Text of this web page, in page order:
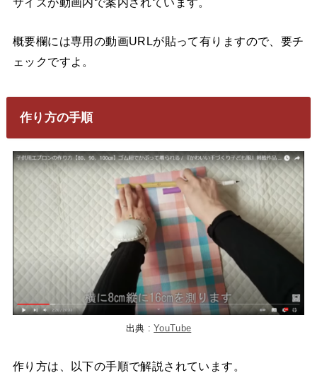
概要欄には専用の動画URLが貼って有りますので、要チ
ェックですよ。
作り方の手順
出典 :YouTube
作り方は、以下の手順で解説されています。